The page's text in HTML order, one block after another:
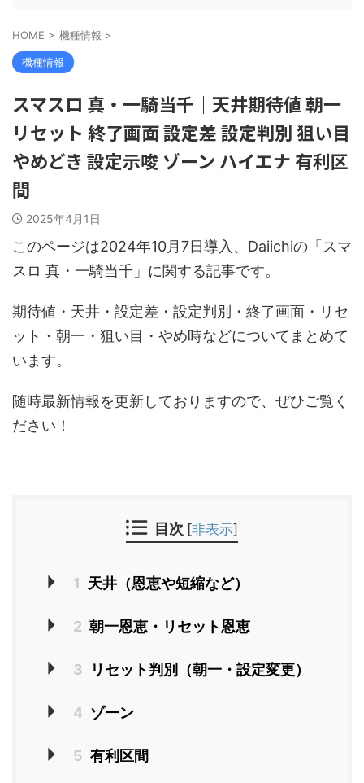
HOME > 機種情報 >
機種情報
スマスロ 真・一騎当千｜天井期待値 朝一
リセット 終了画面 設定差 設定判別 狙い目
やめどき 設定示唆 ゾーン ハイエナ 有利区
間
2025年4月1日
このページは2024年10月7日導入、Daiichiの「スマ
スロ 真・一騎当千」に関する記事です。
期待値・天井・設定差・設定判別・終了画面・リセ
ット・朝一・狙い目・やめ時などについてまとめて
います。
随時最新情報を更新しておりますので、ぜひご覧く
ださい！
目次 [非表示]
1 天井（恩恵や短縮など）
2 朝一恩恵・リセット恩恵
3 リセット判別（朝一・設定変更）
4 ゾーン
5 有利区間